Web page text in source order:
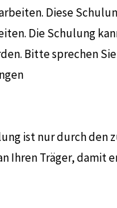
Diese
Die Schulung
Bitte sprechen Sie
ist nur durch
Ihren Träger, damit